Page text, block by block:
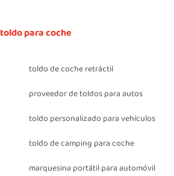
toldo para coche
toldo de coche retráctil
proveedor de toldos para autos
toldo personalizado para vehículos
toldo de camping para coche
marquesina portátil para automóvil